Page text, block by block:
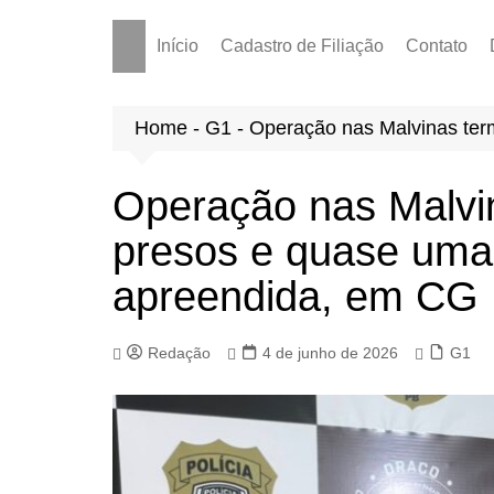
Início Cadastro de Filiação Contato
Home - G1 - Operação nas Malvinas
Operação nas
presos e quase
apreendida, em CG
Redação 4 de junho de 2026 G1